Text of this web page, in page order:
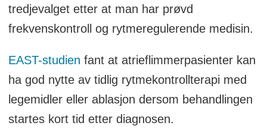
tredjevalget etter at man har prøvd
frekvenskontroll og rytmeregulerende medisin.
EAST-studien fant at atrieflimmerpasienter kan
ha god nytte av tidlig rytmekontrollterapi med
legemidler eller ablasjon dersom behandlingen
startes kort tid etter diagnosen.